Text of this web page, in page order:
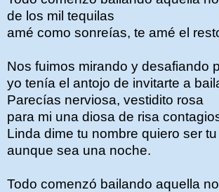
de los mil tequilas
amé como sonreías, te amé el
Nos fuimos mirando y desafiando
yo tenía el antojo de invitarte a
Parecías nerviosa, vestidito rosa
para mi una diosa de risa
Linda dime tu nombre quiero ser
aunque sea una noche.
Todo comenzó bailando aquella